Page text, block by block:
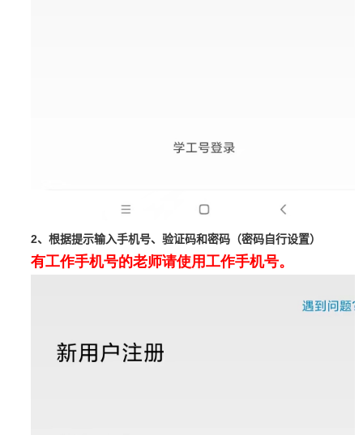
2、根据提示输入手机号、验证码和密码（密码自行设置）
有工作手机号的老师请使用工作手机号。